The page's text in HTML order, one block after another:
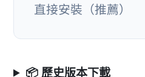
直接安裝（推薦）
📦 歷史版本下載